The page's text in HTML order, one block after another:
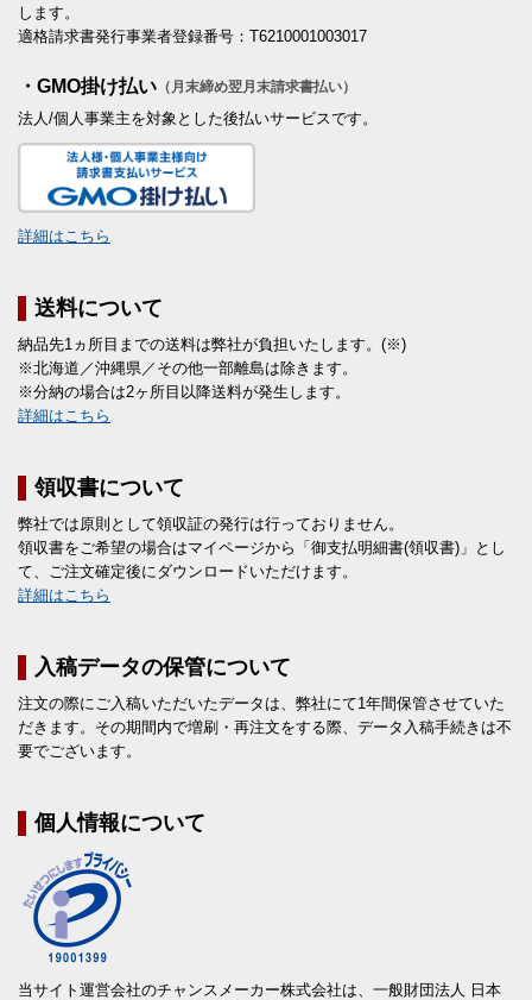
します。
適格請求書発行事業者登録番号：T6210001003017
・GMO掛け払い （月末締め翌月末請求書払い）
法人/個人事業主を対象とした後払いサービスです。
詳細はこちら
送料について
納品先1ヵ所目までの送料は弊社が負担いたします。(※)
※北海道／沖縄県／その他一部離島は除きます。
※分納の場合は2ヶ所目以降送料が発生します。
詳細はこちら
領収書について
弊社では原則として領収証の発行は行っておりません。
領収書をご希望の場合はマイページから「御支払明細書(領収書)」とし
て、ご注文確定後にダウンロードいただけます。
詳細はこちら
入稿データの保管について
注文の際にご入稿いただいたデータは、弊社にて1年間保管させていた
だきます。その期間内で増刷・再注文をする際、データ入稿手続きは不
要でございます。
個人情報について
当サイト運営会社のチャンスメーカー株式会社は、一般財団法人 日本